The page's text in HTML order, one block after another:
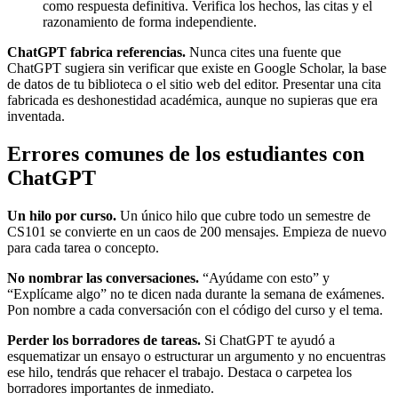
como respuesta definitiva. Verifica los hechos, las citas y el
razonamiento de forma independiente.
ChatGPT fabrica referencias. Nunca cites una fuente que
ChatGPT sugiera sin verificar que existe en Google Scholar, la base
de datos de tu biblioteca o el sitio web del editor. Presentar una cita
fabricada es deshonestidad académica, aunque no supieras que era
inventada.
Errores comunes de los estudiantes con
ChatGPT
Un hilo por curso. Un único hilo que cubre todo un semestre de
CS101 se convierte en un caos de 200 mensajes. Empieza de nuevo
para cada tarea o concepto.
No nombrar las conversaciones. “Ayúdame con esto” y
“Explícame algo” no te dicen nada durante la semana de exámenes.
Pon nombre a cada conversación con el código del curso y el tema.
Perder los borradores de tareas. Si ChatGPT te ayudó a
esquematizar un ensayo o estructurar un argumento y no encuentras
ese hilo, tendrás que rehacer el trabajo. Destaca o carpetea los
borradores importantes de inmediato.